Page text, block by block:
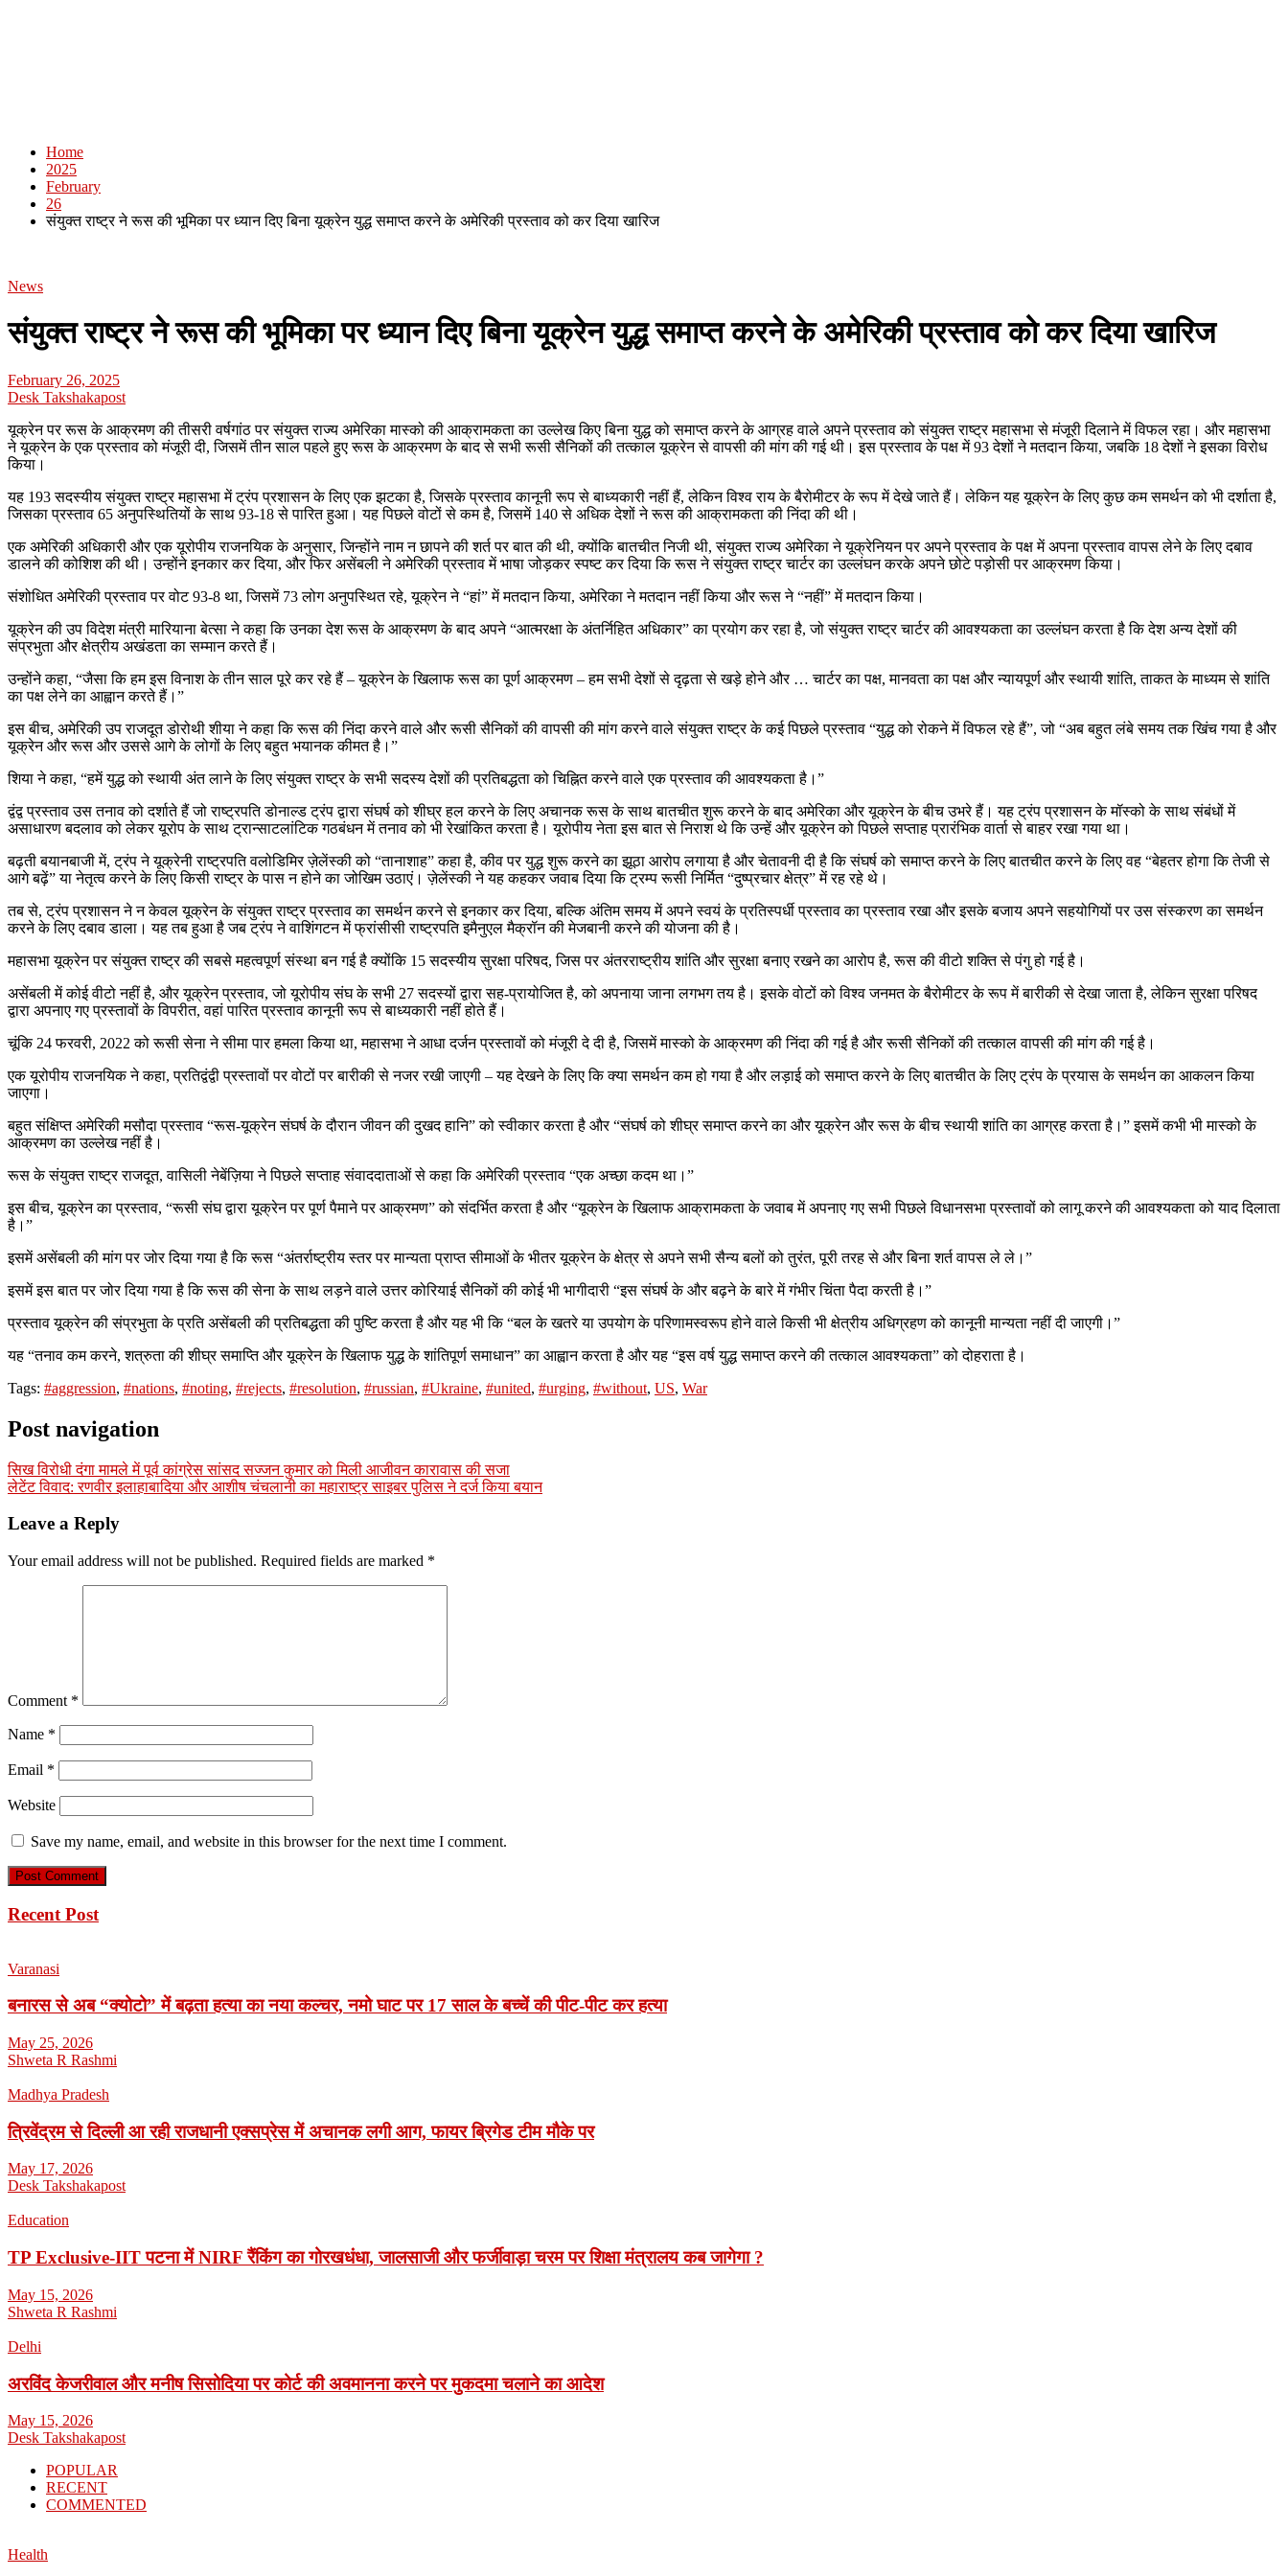
Home
2025
February
26
संयुक्त राष्ट्र ने रूस की भूमिका पर ध्यान दिए बिना यूक्रेन युद्ध समाप्त करने के अमेरिकी प्रस्ताव को कर दिया खारिज
News
संयुक्त राष्ट्र ने रूस की भूमिका पर ध्यान दिए बिना यूक्रेन युद्ध समाप्त करने के अमेरिकी प्रस्ताव को कर दिया खारिज
February 26, 2025
Desk Takshakapost
यूक्रेन पर रूस के आक्रमण की तीसरी वर्षगांठ पर संयुक्त राज्य अमेरिका मास्को की आक्रामकता का उल्लेख किए बिना युद्ध को समाप्त करने के आग्रह वाले अपने प्रस्ताव को संयुक्त राष्ट्र महासभा से मंजूरी दिलाने में विफल रहा। और महासभा
ने यूक्रेन के एक प्रस्ताव को मंजूरी दी, जिसमें तीन साल पहले हुए रूस के आक्रमण के बाद से सभी रूसी सैनिकों की तत्काल यूक्रेन से वापसी की मांग की गई थी। इस प्रस्ताव के पक्ष में 93 देशों ने मतदान किया, जबकि 18 देशों ने इसका विरोध
किया।
यह 193 सदस्यीय संयुक्त राष्ट्र महासभा में ट्रंप प्रशासन के लिए एक झटका है, जिसके प्रस्ताव कानूनी रूप से बाध्यकारी नहीं हैं, लेकिन विश्व राय के बैरोमीटर के रूप में देखे जाते हैं। लेकिन यह यूक्रेन के लिए कुछ कम समर्थन को भी दर्शाता है,
जिसका प्रस्ताव 65 अनुपस्थितियों के साथ 93-18 से पारित हुआ। यह पिछले वोटों से कम है, जिसमें 140 से अधिक देशों ने रूस की आक्रामकता की निंदा की थी।
एक अमेरिकी अधिकारी और एक यूरोपीय राजनयिक के अनुसार, जिन्होंने नाम न छापने की शर्त पर बात की थी, क्योंकि बातचीत निजी थी, संयुक्त राज्य अमेरिका ने यूक्रेनियन पर अपने प्रस्ताव के पक्ष में अपना प्रस्ताव वापस लेने के लिए दबाव
डालने की कोशिश की थी। उन्होंने इनकार कर दिया, और फिर असेंबली ने अमेरिकी प्रस्ताव में भाषा जोड़कर स्पष्ट कर दिया कि रूस ने संयुक्त राष्ट्र चार्टर का उल्लंघन करके अपने छोटे पड़ोसी पर आक्रमण किया।
संशोधित अमेरिकी प्रस्ताव पर वोट 93-8 था, जिसमें 73 लोग अनुपस्थित रहे, यूक्रेन ने “हां” में मतदान किया, अमेरिका ने मतदान नहीं किया और रूस ने “नहीं” में मतदान किया।
यूक्रेन की उप विदेश मंत्री मारियाना बेत्सा ने कहा कि उनका देश रूस के आक्रमण के बाद अपने “आत्मरक्षा के अंतर्निहित अधिकार” का प्रयोग कर रहा है, जो संयुक्त राष्ट्र चार्टर की आवश्यकता का उल्लंघन करता है कि देश अन्य देशों की
संप्रभुता और क्षेत्रीय अखंडता का सम्मान करते हैं।
उन्होंने कहा, “जैसा कि हम इस विनाश के तीन साल पूरे कर रहे हैं – यूक्रेन के खिलाफ रूस का पूर्ण आक्रमण – हम सभी देशों से दृढ़ता से खड़े होने और … चार्टर का पक्ष, मानवता का पक्ष और न्यायपूर्ण और स्थायी शांति, ताकत के माध्यम से शांति
का पक्ष लेने का आह्वान करते हैं।”
इस बीच, अमेरिकी उप राजदूत डोरोथी शीया ने कहा कि रूस की निंदा करने वाले और रूसी सैनिकों की वापसी की मांग करने वाले संयुक्त राष्ट्र के कई पिछले प्रस्ताव “युद्ध को रोकने में विफल रहे हैं”, जो “अब बहुत लंबे समय तक खिंच गया है और
यूक्रेन और रूस और उससे आगे के लोगों के लिए बहुत भयानक कीमत है।”
शिया ने कहा, “हमें युद्ध को स्थायी अंत लाने के लिए संयुक्त राष्ट्र के सभी सदस्य देशों की प्रतिबद्धता को चिह्नित करने वाले एक प्रस्ताव की आवश्यकता है।”
द्वंद्व प्रस्ताव उस तनाव को दर्शाते हैं जो राष्ट्रपति डोनाल्ड ट्रंप द्वारा संघर्ष को शीघ्र हल करने के लिए अचानक रूस के साथ बातचीत शुरू करने के बाद अमेरिका और यूक्रेन के बीच उभरे हैं। यह ट्रंप प्रशासन के मॉस्को के साथ संबंधों में
असाधारण बदलाव को लेकर यूरोप के साथ ट्रान्साटलांटिक गठबंधन में तनाव को भी रेखांकित करता है। यूरोपीय नेता इस बात से निराश थे कि उन्हें और यूक्रेन को पिछले सप्ताह प्रारंभिक वार्ता से बाहर रखा गया था।
बढ़ती बयानबाजी में, ट्रंप ने यूक्रेनी राष्ट्रपति वलोडिमिर ज़ेलेंस्की को “तानाशाह” कहा है, कीव पर युद्ध शुरू करने का झूठा आरोप लगाया है और चेतावनी दी है कि संघर्ष को समाप्त करने के लिए बातचीत करने के लिए वह “बेहतर होगा कि तेजी से
आगे बढ़ें” या नेतृत्व करने के लिए किसी राष्ट्र के पास न होने का जोखिम उठाएं। ज़ेलेंस्की ने यह कहकर जवाब दिया कि ट्रम्प रूसी निर्मित “दुष्प्रचार क्षेत्र” में रह रहे थे।
तब से, ट्रंप प्रशासन ने न केवल यूक्रेन के संयुक्त राष्ट्र प्रस्ताव का समर्थन करने से इनकार कर दिया, बल्कि अंतिम समय में अपने स्वयं के प्रतिस्पर्धी प्रस्ताव का प्रस्ताव रखा और इसके बजाय अपने सहयोगियों पर उस संस्करण का समर्थन
करने के लिए दबाव डाला। यह तब हुआ है जब ट्रंप ने वाशिंगटन में फ्रांसीसी राष्ट्रपति इमैनुएल मैक्रॉन की मेजबानी करने की योजना की है।
महासभा यूक्रेन पर संयुक्त राष्ट्र की सबसे महत्वपूर्ण संस्था बन गई है क्योंकि 15 सदस्यीय सुरक्षा परिषद, जिस पर अंतरराष्ट्रीय शांति और सुरक्षा बनाए रखने का आरोप है, रूस की वीटो शक्ति से पंगु हो गई है।
असेंबली में कोई वीटो नहीं है, और यूक्रेन प्रस्ताव, जो यूरोपीय संघ के सभी 27 सदस्यों द्वारा सह-प्रायोजित है, को अपनाया जाना लगभग तय है। इसके वोटों को विश्व जनमत के बैरोमीटर के रूप में बारीकी से देखा जाता है, लेकिन सुरक्षा परिषद
द्वारा अपनाए गए प्रस्तावों के विपरीत, वहां पारित प्रस्ताव कानूनी रूप से बाध्यकारी नहीं होते हैं।
चूंकि 24 फरवरी, 2022 को रूसी सेना ने सीमा पार हमला किया था, महासभा ने आधा दर्जन प्रस्तावों को मंजूरी दे दी है, जिसमें मास्को के आक्रमण की निंदा की गई है और रूसी सैनिकों की तत्काल वापसी की मांग की गई है।
एक यूरोपीय राजनयिक ने कहा, प्रतिद्वंद्वी प्रस्तावों पर वोटों पर बारीकी से नजर रखी जाएगी – यह देखने के लिए कि क्या समर्थन कम हो गया है और लड़ाई को समाप्त करने के लिए बातचीत के लिए ट्रंप के प्रयास के समर्थन का आकलन किया
जाएगा।
बहुत संक्षिप्त अमेरिकी मसौदा प्रस्ताव “रूस-यूक्रेन संघर्ष के दौरान जीवन की दुखद हानि” को स्वीकार करता है और “संघर्ष को शीघ्र समाप्त करने का और यूक्रेन और रूस के बीच स्थायी शांति का आग्रह करता है।” इसमें कभी भी मास्को के
आक्रमण का उल्लेख नहीं है।
रूस के संयुक्त राष्ट्र राजदूत, वासिली नेबेंज़िया ने पिछले सप्ताह संवाददाताओं से कहा कि अमेरिकी प्रस्ताव “एक अच्छा कदम था।”
इस बीच, यूक्रेन का प्रस्ताव, “रूसी संघ द्वारा यूक्रेन पर पूर्ण पैमाने पर आक्रमण” को संदर्भित करता है और “यूक्रेन के खिलाफ आक्रामकता के जवाब में अपनाए गए सभी पिछले विधानसभा प्रस्तावों को लागू करने की आवश्यकता को याद दिलाता
है।”
इसमें असेंबली की मांग पर जोर दिया गया है कि रूस “अंतर्राष्ट्रीय स्तर पर मान्यता प्राप्त सीमाओं के भीतर यूक्रेन के क्षेत्र से अपने सभी सैन्य बलों को तुरंत, पूरी तरह से और बिना शर्त वापस ले ले।”
इसमें इस बात पर जोर दिया गया है कि रूस की सेना के साथ लड़ने वाले उत्तर कोरियाई सैनिकों की कोई भी भागीदारी “इस संघर्ष के और बढ़ने के बारे में गंभीर चिंता पैदा करती है।”
प्रस्ताव यूक्रेन की संप्रभुता के प्रति असेंबली की प्रतिबद्धता की पुष्टि करता है और यह भी कि “बल के खतरे या उपयोग के परिणामस्वरूप होने वाले किसी भी क्षेत्रीय अधिग्रहण को कानूनी मान्यता नहीं दी जाएगी।”
यह “तनाव कम करने, शत्रुता की शीघ्र समाप्ति और यूक्रेन के खिलाफ युद्ध के शांतिपूर्ण समाधान” का आह्वान करता है और यह “इस वर्ष युद्ध समाप्त करने की तत्काल आवश्यकता” को दोहराता है।
Tags: #aggression, #nations, #noting, #rejects, #resolution, #russian, #Ukraine, #united, #urging, #without, US, War
Post navigation
सिख विरोधी दंगा मामले में पूर्व कांग्रेस सांसद सज्जन कुमार को मिली आजीवन कारावास की सजा
लेटेंट विवाद: रणवीर इलाहाबादिया और आशीष चंचलानी का महाराष्ट्र साइबर पुलिस ने दर्ज किया बयान
Leave a Reply
Your email address will not be published. Required fields are marked *
Comment *
Name *
Email *
Website
Save my name, email, and website in this browser for the next time I comment.
Recent Post
Varanasi
बनारस से अब “क्योटो” में बढ़ता हत्या का नया कल्चर, नमो घाट पर 17 साल के बच्चें की पीट-पीट कर हत्या
May 25, 2026
Shweta R Rashmi
Madhya Pradesh
त्रिवेंद्रम से दिल्ली आ रही राजधानी एक्सप्रेस में अचानक लगी आग, फायर ब्रिगेड टीम मौके पर
May 17, 2026
Desk Takshakapost
Education
TP Exclusive-IIT पटना में NIRF रैंकिंग का गोरखधंधा, जालसाजी और फर्जीवाड़ा चरम पर शिक्षा मंत्रालय कब जागेगा ?
May 15, 2026
Shweta R Rashmi
Delhi
अरविंद केजरीवाल और मनीष सिसोदिया पर कोर्ट की अवमानना करने पर मुकदमा चलाने का आदेश
May 15, 2026
Desk Takshakapost
POPULAR
RECENT
COMMENTED
Health